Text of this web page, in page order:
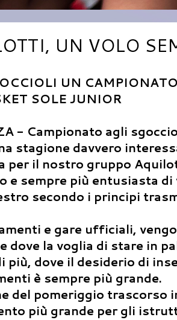
UN VOLO
UN
SOLE JUNIOR
- Campionato agli
stagione davvero
per il nostro gruppo
e sempre più entusiasta di
secondo i principi
e gare ufficiali,
dove la voglia di stare in
più, dove il desiderio di
è sempre più grande.
del pomeriggio trascorso
più grande per gli